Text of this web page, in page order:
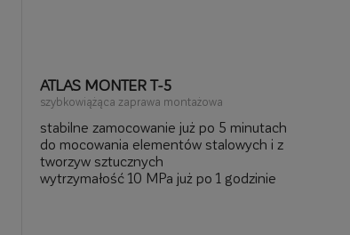
ATLAS MONTER T-5
szybkowiążąca zaprawa montażowa
stabilne zamocowanie już po 5 minutach
do mocowania elementów stalowych i z
tworzyw sztucznych
wytrzymałość 10 MPa już po 1 godzinie